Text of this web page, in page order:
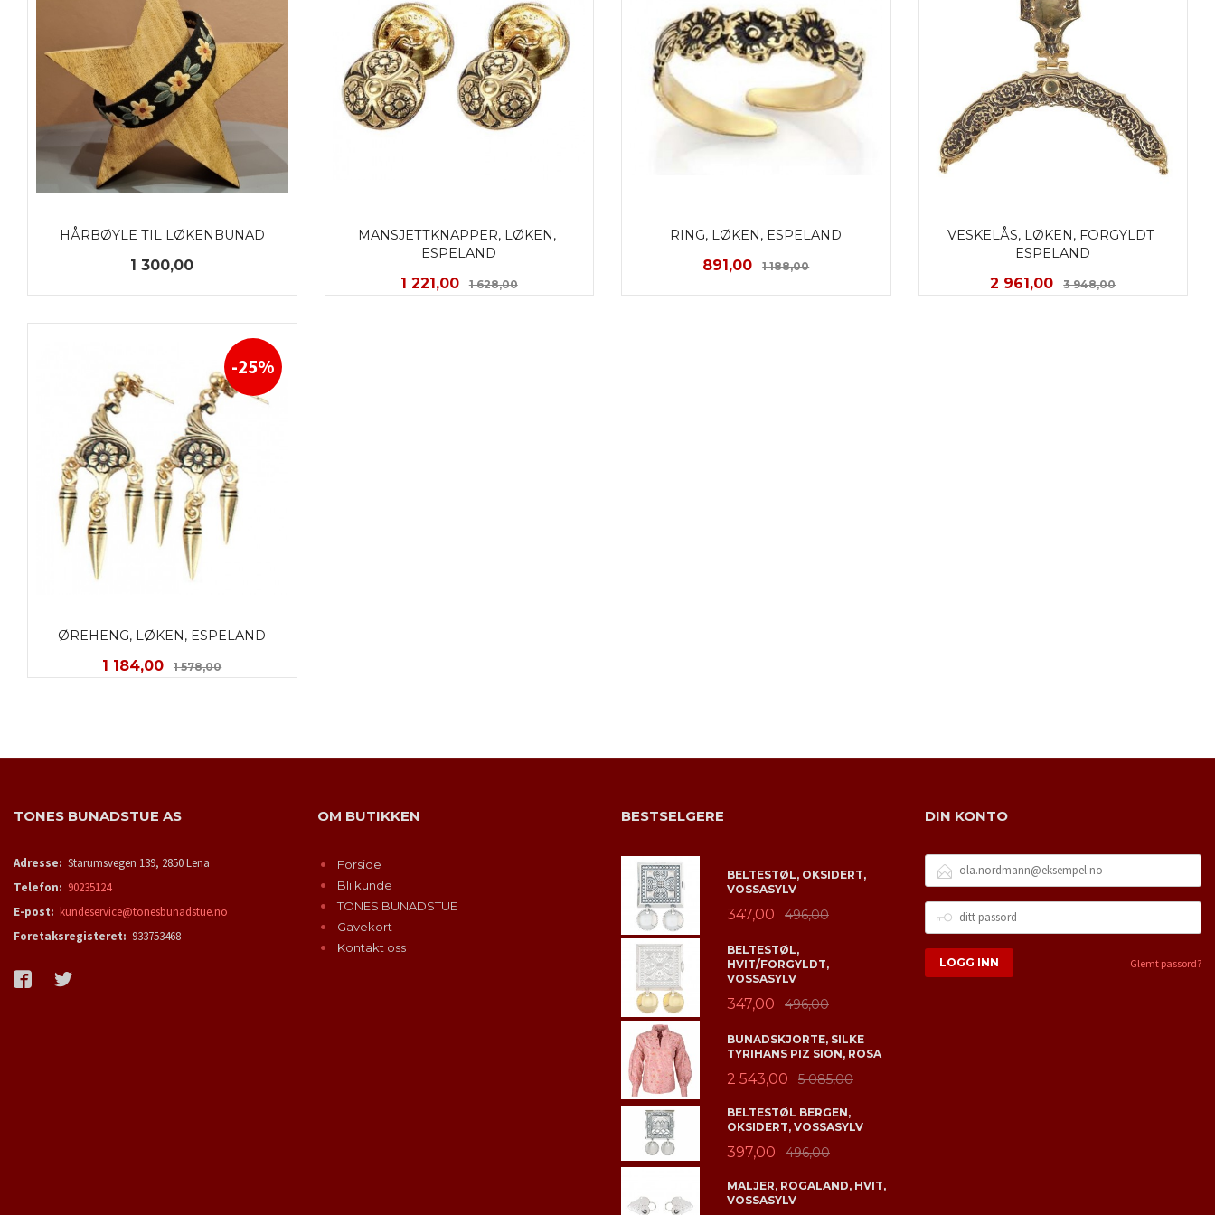
HÅRBØYLE TIL LØKENBUNAD
Pris
1 300,00
MANSJETTKNAPPER, LØKEN,
ESPELAND
Tilbud
1 221,00 1 628,00Rabatt
RING, LØKEN, ESPELAND
Tilbud
891,00 1 188,00Rabatt
VESKELÅS, LØKEN, FORGYLDT
ESPELAND
Tilbud
2 961,00 3 948,00Rabatt
ØREHENG, LØKEN, ESPELAND
Tilbud
1 184,00 1 578,00Rabatt
-25%
TONES BUNADSTUE AS
Adresse: Starumsvegen 139, 2850 Lena
Telefon: 90235124
E-post: kundeservice@tonesbunadstue.no
Foretaksregisteret: 933753468
OM BUTIKKEN
Forside
Bli kunde
TONES BUNADSTUE
Gavekort
Kontakt oss
BESTSELGERE
BELTESTØL, OKSIDERT,
VOSSASYLV
347,00 496,00
BELTESTØL,
HVIT/FORGYLDT,
VOSSASYLV
347,00 496,00
BUNADSKJORTE, SILKE
TYRIHANS PIZ SION, ROSA
2 543,00 5 085,00
BELTESTØL BERGEN,
OKSIDERT, VOSSASYLV
397,00 496,00
MALJER, ROGALAND, HVIT,
VOSSASYLV
DIN KONTO
POSTADRESSE
PASSORD
Glemt passord?